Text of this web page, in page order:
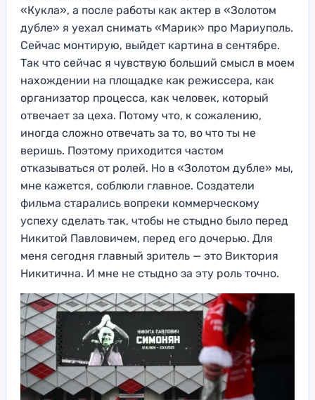
«Кукла», а после работы как актер в «Золотом
дубле» я уехал снимать «Марик» про Мариуполь.
Сейчас монтирую, выйдет картина в сентябре.
Так что сейчас я чувствую больший смысл в моем
нахождении на площадке как режиссера, как
организатор процесса, как человек, который
отвечает за цеха. Потому что, к сожалению,
иногда сложно отвечать за то, во что ты не
веришь. Поэтому приходится частом
отказываться от ролей. Но в «Золотом дубле» мы,
мне кажется, соблюли главное. Создатели
фильма старались вопреки коммерческому
успеху сделать так, чтобы не стыдно было перед
Никитой Павловичем, перед его дочерью. Для
меня сегодня главный зритель — это Виктория
Никитична. И мне не стыдно за эту роль точно.